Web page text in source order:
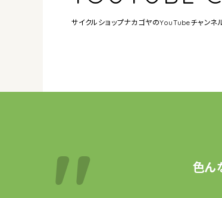
サイクルショップナカゴヤのYouTubeチャンネル
色ん